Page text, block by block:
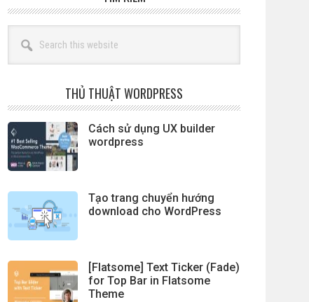
this
website
THỦ THUẬT WORDPRESS
Cách sử dụng UX builder
wordpress
Tạo trang chuyển hướng
download cho WordPress
[Flatsome] Text Ticker (Fade)
for Top Bar in Flatsome
Theme